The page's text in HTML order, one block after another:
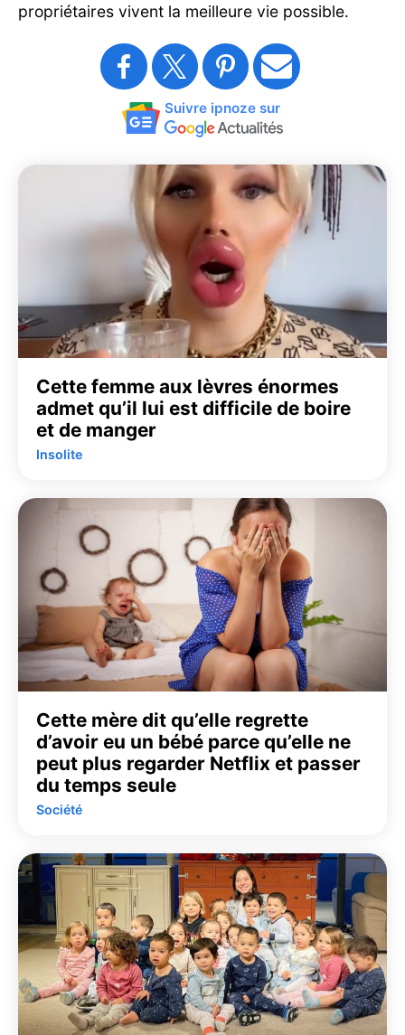
propriétaires vivent la meilleure vie possible.
Suivre ipnoze sur
Cette femme aux lèvres énormes
admet qu’il lui est difficile de boire
et de manger
Insolite
Cette mère dit qu’elle regrette
d’avoir eu un bébé parce qu’elle ne
peut plus regarder Netflix et passer
du temps seule
Société